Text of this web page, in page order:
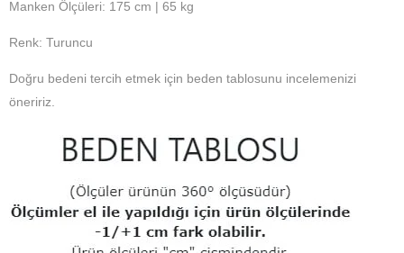
Manken Ölçüleri: 175 cm | 65 kg
Renk: Turuncu
Doğru bedeni tercih etmek için beden tablosunu incelemenizi
öneririz.